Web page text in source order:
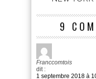
9
Franccomtois
dit :
1 septembre 2018 à